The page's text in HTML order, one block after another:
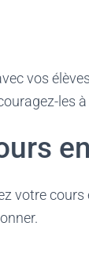
vos
les
votre cours